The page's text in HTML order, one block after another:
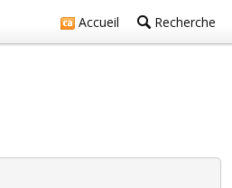
Accueil Recherche